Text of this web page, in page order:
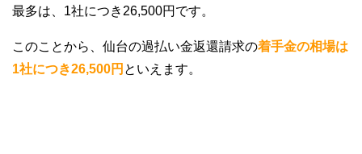
最多は、1社につき26,500円です。
このことから、仙台の過払い金返還請求の着手金の相場は
1社につき26,500円 といえます。